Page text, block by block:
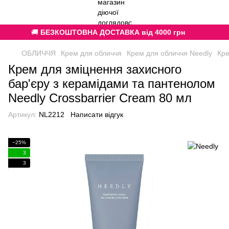
🚚 БЕЗКОШТОВНА ДОСТАВКА від 4000 грн
ОБЛИЧЧЯ Крем для обличчя Крем для обличчя Needly
Крем для зміцнення захисного
бар'єру з керамідами та пантенолом
Needly Crossbarrier Cream 80 мл
Артикул: NL2212 Написати відгук
−25%
3
3